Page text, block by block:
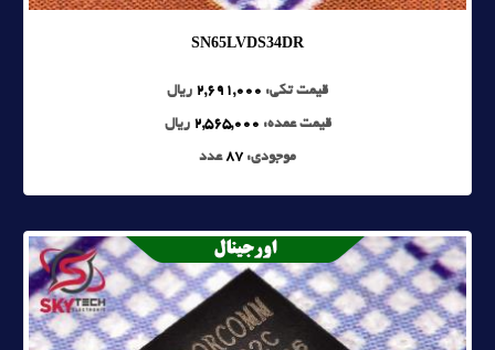
SN65LVDS34DR
قیمت تکی: 2,691,000 ریال
قیمت عمده: 2,565,000 ریال
موجودی: 87عدد